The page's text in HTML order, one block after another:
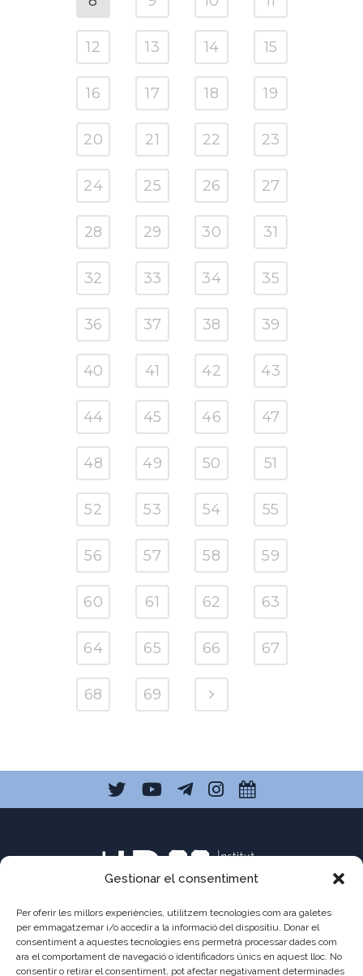
Gestionar el consentiment
Per oferir les millors experiències, utilitzem tecnologies com ara galetes
per emmagatzemar i/o accedir a la informació del dispositiu. Donar el
consentiment a aquestes tecnologies ens permetrà processar dades com
ara el comportament de navegació o identificadors únics en aquest lloc. No
consentir o retirar el consentiment, pot afectar negativament determinades
12 13 14 15
16 17 18 19
20 21 22 23
24 25 26 27
28 29 30 31
32 33 34 35
36 37 38 39
40 41 42 43
44 45 46 47
48 49 50 51
52 53 54 55
56 57 58 59
60 61 62 63
64 65 66 67
68 69
C/ Pau Claris 121